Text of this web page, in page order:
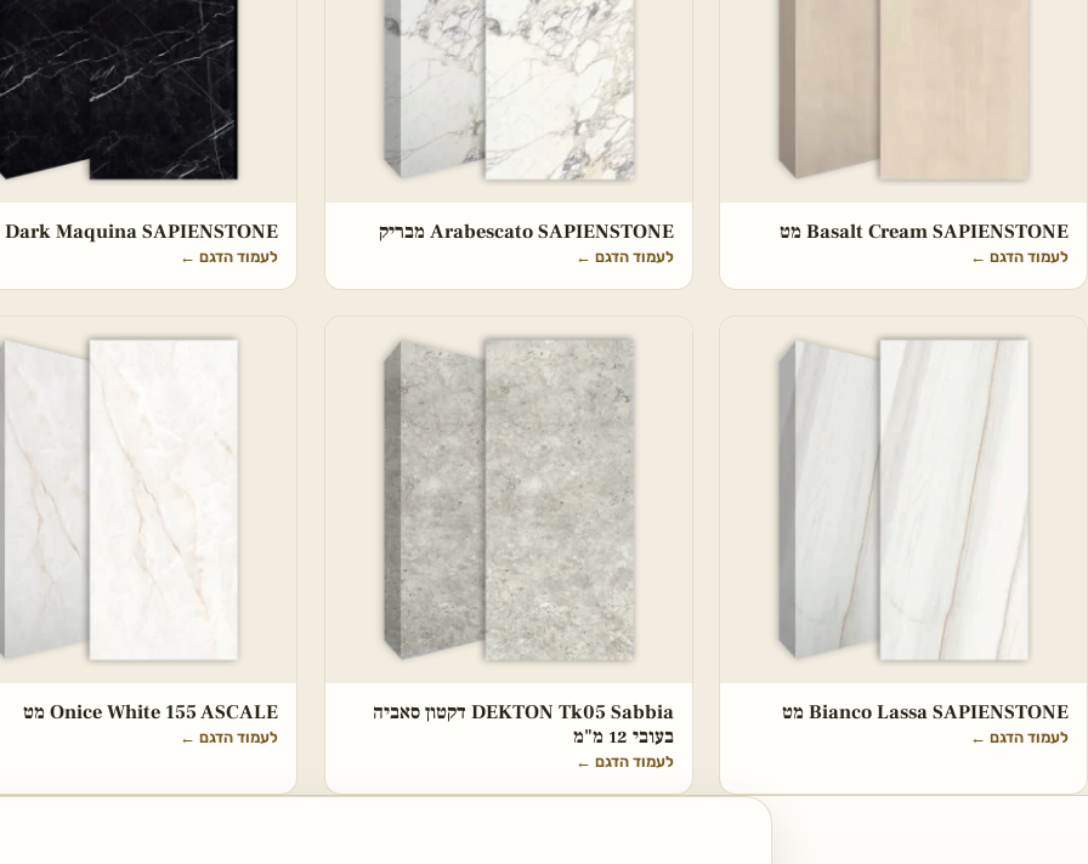
Basalt Cream SAPIENSTONE מט
לעמוד הדגם ←
Arabescato SAPIENSTONE מבריק
לעמוד הדגם ←
Dark Maquina SAPIENSTONE מבריק
לעמוד הדגם ←
Bianco Lassa SAPIENSTONE מט
לעמוד הדגם ←
DEKTON Tk05 Sabbia דקטון סאביה
בעובי 12 מ"מ
לעמוד הדגם ←
Onice White 155 ASCALE מט
לעמוד הדגם ←